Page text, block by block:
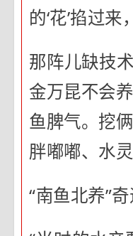
的‘花’掐过来
那阵儿缺技
金万昆不会
鱼脾气。挖
胖嘟嘟、水
“南鱼北养”